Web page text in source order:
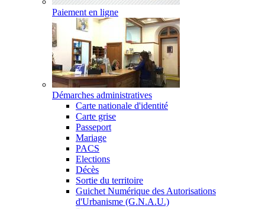
Paiement en ligne
Démarches administratives
Carte nationale d'identité
Carte grise
Passeport
Mariage
PACS
Elections
Décès
Sortie du territoire
Guichet Numérique des Autorisations
d'Urbanisme (G.N.A.U.)